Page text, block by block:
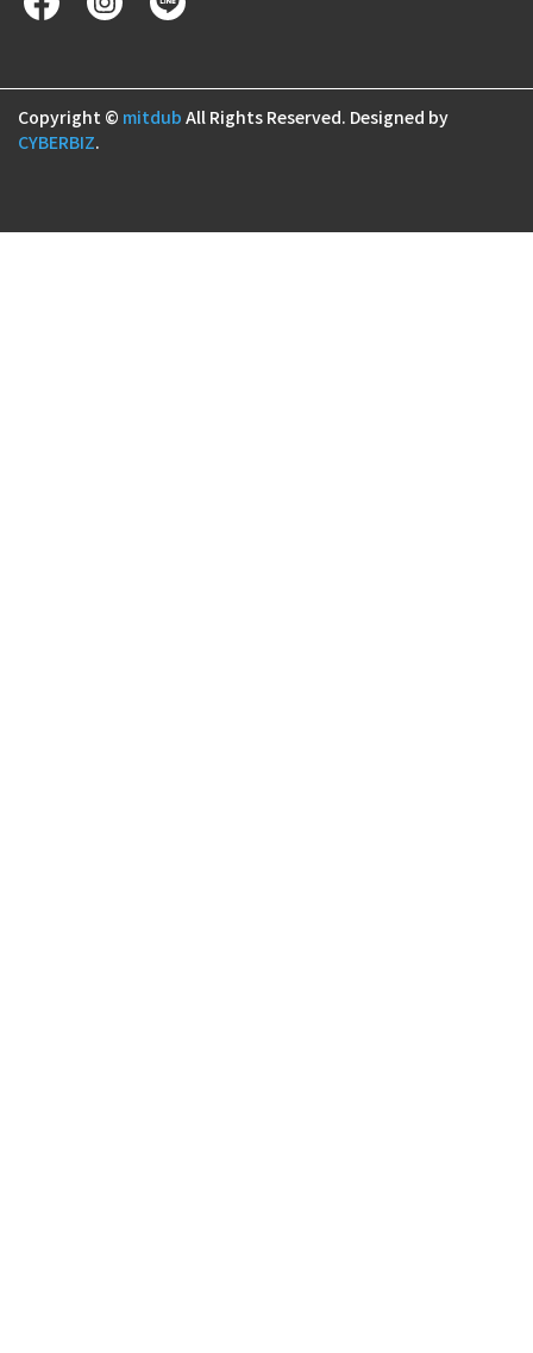
Copyright © mitdub All Rights Reserved. Designed by
CYBERBIZ.